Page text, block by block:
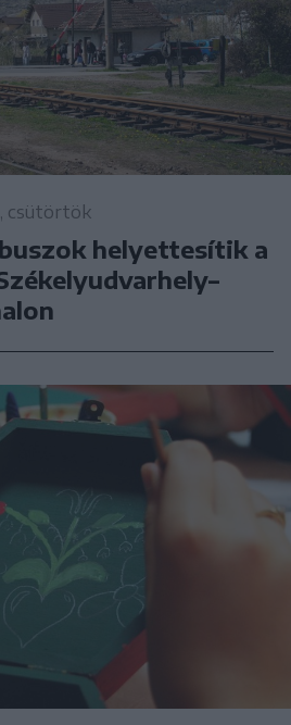
csütörtök
helyettesítik a